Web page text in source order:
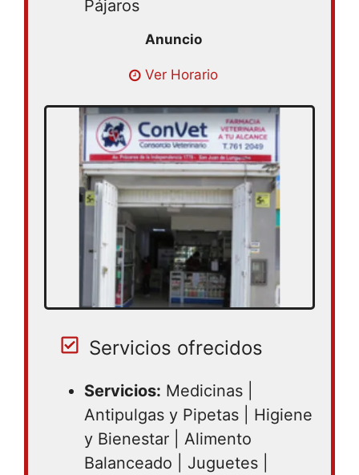
Pájaros
Lunes 08:30 – 18:30 | Martes 08:30 –
08:30 – 18:30 | Viernes 08:30 – 18:30 |
Sábado 08:30 – 18:30 | Domingo cerrado
Ver Horario
Servicios ofrecidos
Servicios: Medicinas |
Antipulgas y Pipetas | Higiene
y Bienestar | Alimento
Balanceado | Juguetes |